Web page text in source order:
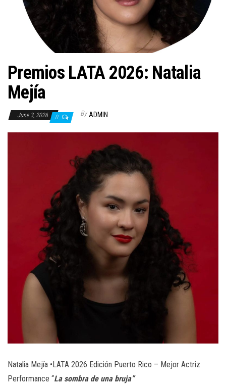
Premios LATA 2026: Natalia
Mejía
June 3, 2026 0 By ADMIN
Natalia Mejía •LATA 2026 Edición Puerto Rico – Mejor Actriz
Performance “La sombra de una bruja”